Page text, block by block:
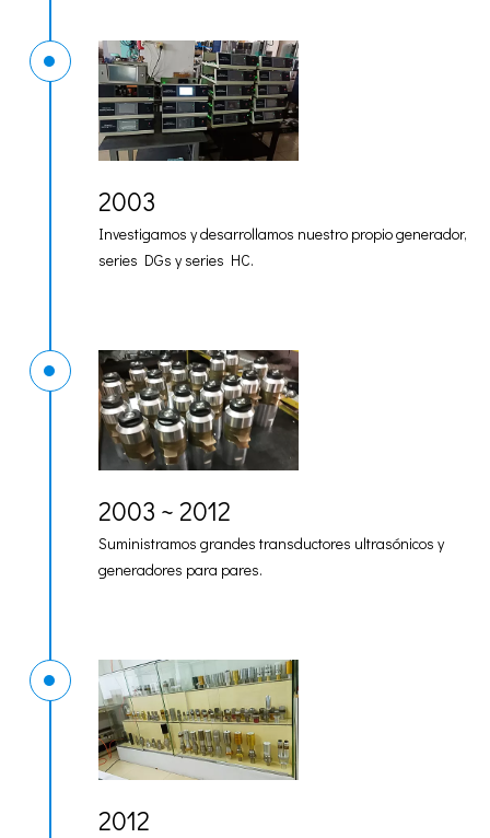
2003
Investigamos y desarrollamos nuestro propio generador,
series DGs y series HC.
2003 ~ 2012
Suministramos grandes transductores ultrasónicos y
generadores para pares.
2012